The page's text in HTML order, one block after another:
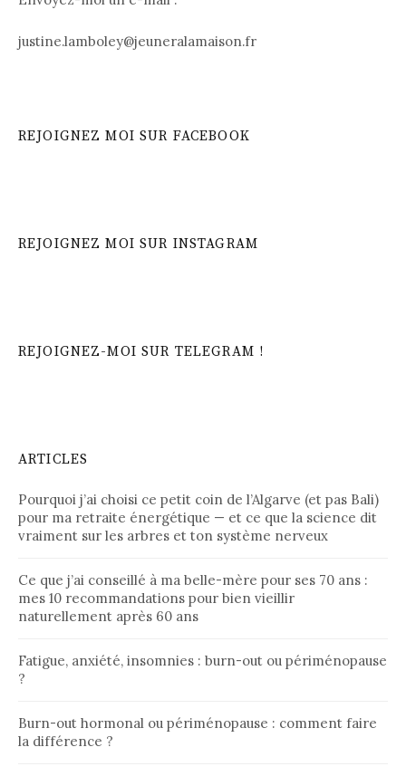
justine.lamboley@jeuneralamaison.fr
REJOIGNEZ MOI SUR FACEBOOK
REJOIGNEZ MOI SUR INSTAGRAM
REJOIGNEZ-MOI SUR TELEGRAM !
ARTICLES
Pourquoi j’ai choisi ce petit coin de l’Algarve (et pas Bali)
pour ma retraite énergétique — et ce que la science dit
vraiment sur les arbres et ton système nerveux
Ce que j’ai conseillé à ma belle-mère pour ses 70 ans :
mes 10 recommandations pour bien vieillir
naturellement après 60 ans
Fatigue, anxiété, insomnies : burn-out ou périménopause
?
Burn-out hormonal ou périménopause : comment faire
la différence ?